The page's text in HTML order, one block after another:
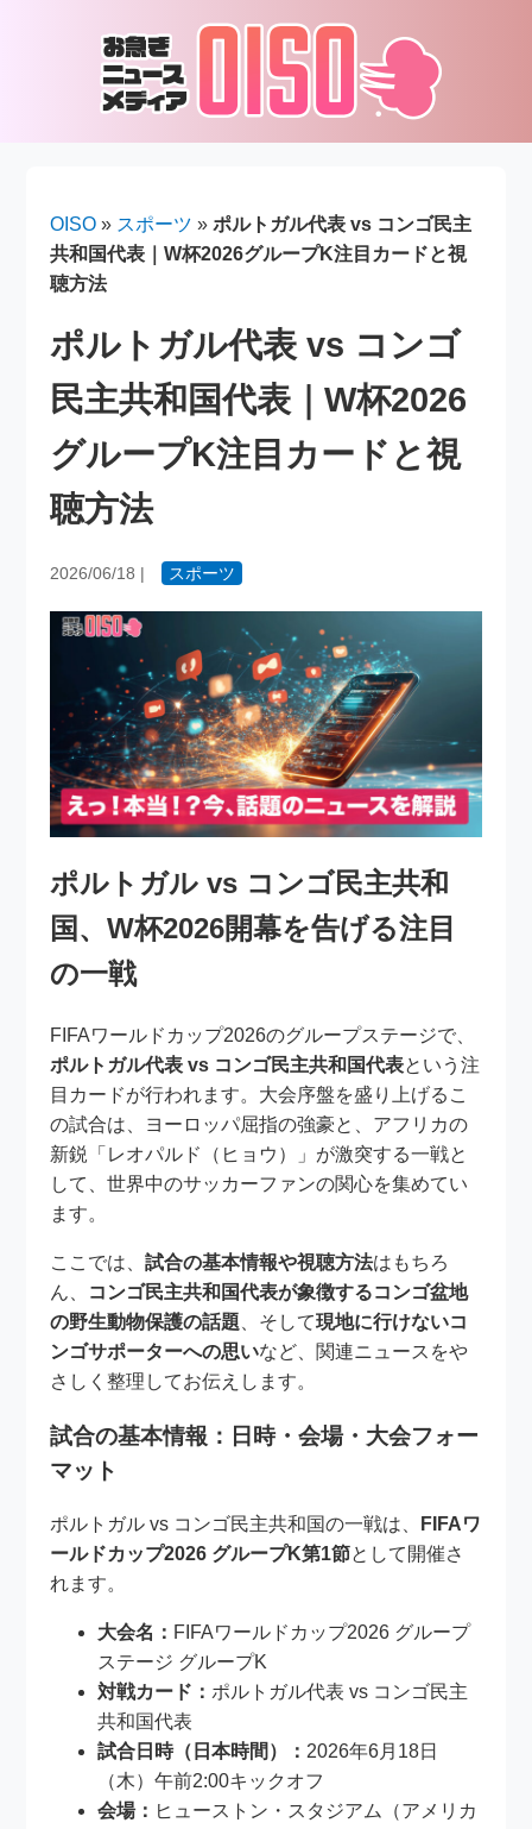
OISO » スポーツ »ポルトガル代表 vs コンゴ民主
共和国代表｜W杯2026グループK注目カードと視
聴方法
ポルトガル代表 vs コンゴ
民主共和国代表｜W杯2026
グループK注目カードと視
聴方法
2026/06/18 | スポーツ
ポルトガル vs コンゴ民主共和
国、W杯2026開幕を告げる注目
の一戦
FIFAワールドカップ2026のグループステージで、
ポルトガル代表 vs コンゴ民主共和国代表という注
目カードが行われます。大会序盤を盛り上げるこ
の試合は、ヨーロッパ屈指の強豪と、アフリカの
新鋭「レオパルド（ヒョウ）」が激突する一戦と
して、世界中のサッカーファンの関心を集めてい
ます。
ここでは、試合の基本情報や視聴方法はもちろ
ん、 コンゴ民主共和国代表が象徴するコンゴ盆地
の野生動物保護の話題 、そして現地に行けないコ
ンゴサポーターへの思いなど、関連ニュースをや
さしく整理してお伝えします。
試合の基本情報：日時・会場・大会フォー
マット
ポルトガル vs コンゴ民主共和国の一戦は、
FIFAワ
ールドカップ2026 グループK第1節として開催さ
れます。
大会名： FIFAワールドカップ2026 グループ
ステージ グループK
対戦カード：ポルトガル代表 vs コンゴ民主
共和国代表
試合日時（日本時間）：2026年6月18日
（木）午前2:00キックオフ
会場： ヒューストン・スタジアム（アメリカ